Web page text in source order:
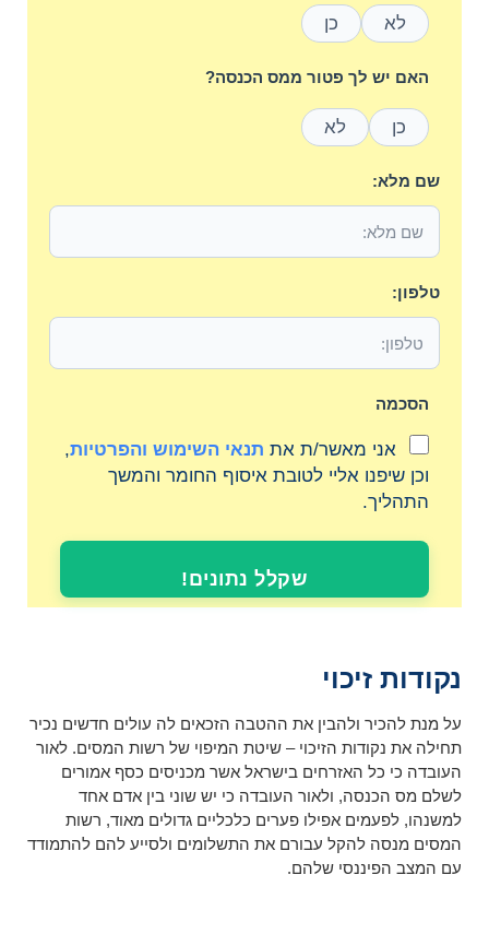
לא כן
האם יש לך פטור ממס הכנסה?
כן לא
שם מלא:
טלפון:
הסכמה
אני מאשר/ת את תנאי השימוש והפרטיות,
וכן שיפנו אליי לטובת איסוף החומר והמשך
התהליך.
שקלל נתונים!
נקודות זיכוי
על מנת להכיר ולהבין את ההטבה הזכאים לה עולים חדשים נכיר
תחילה את נקודות הזיכוי – שיטת המיפוי של רשות המסים. לאור
העובדה כי כל האזרחים בישראל אשר מכניסים כסף אמורים
לשלם מס הכנסה, ולאור העובדה כי יש שוני בין אדם אחד
למשנהו, לפעמים אפילו פערים כלכליים גדולים מאוד, רשות
המסים מנסה להקל עבורם את התשלומים ולסייע להם להתמודד
עם המצב הפיננסי שלהם.